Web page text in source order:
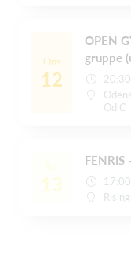
Ons
12
OPEN
gruppe
Od C
Tor
13
FENRIS